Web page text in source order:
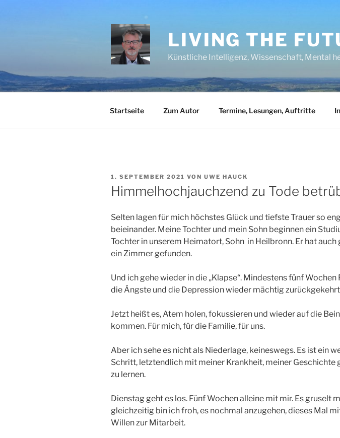
LIVING THE
Künstliche Intelligenz, Wissenschaft, Mental
Startseite Zum Autor Termine, Lesungen, Auftritte
VERÖFFENTLICHT
AM
1. SEPTEMBER 2021 VON UWE HAUCK
Himmelhochjauchzend zu Tode
Selten lagen für mich höchstes Glück und tiefste Trauer so eng
beieinander. Meine Tochter und mein Sohn beginnen ein
Tochter in unserem Heimatort, Sohn in Heilbronn. Er hat auch
ein Zimmer gefunden.
Und ich gehe wieder in die „Klapse“. Mindestens fünf Wochen
die Ängste und die Depression wieder mächtig
Jetzt heißt es, Atem holen, fokussieren und wieder auf die
kommen. Für mich, für die Familie, für uns.
Aber ich sehe es nicht als Niederlage, keineswegs. Es ist ein
Schritt, letztendlich mit meiner Krankheit, meiner Geschichte
zu lernen.
Dienstag geht es los. Fünf Wochen alleine mit mir. Es gruselt
gleichzeitig bin ich froh, es nochmal anzugehen, dieses Mal
Willen zur Mitarbeit.